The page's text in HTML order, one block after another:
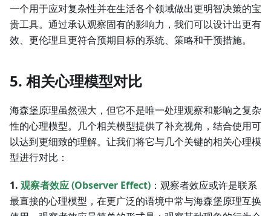
一个用于应对复杂性并在生活各个领域做出更明智决策的宝
贵工具。通过承认观察固有的影响力，我们可以设计出更有
效、更伦理且更符合预期目标的系统、策略和干预措施。
5. 相关心理模型对比
海森堡原理虽然强大，但它不是唯一处理观察和影响之复杂
性的心理模型。几个相关模型提供了补充视角，结合使用可
以达到更细致的理解。让我们将它与几个关键的相关心理模
型进行对比：
1. 观察者效应 (Observer Effect) ：观察者效应或许是联系
最直接的心理模型，在更广泛的语境中常与海森堡原理互换